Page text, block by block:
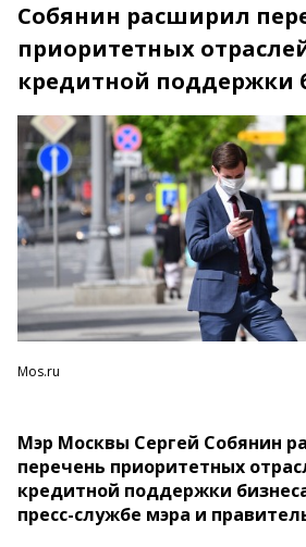
Собянин расширил
приоритетных
кредитной поддержки
Mos.ru
Мэр Москвы Сергей Собянин
перечень приоритетных
кредитной поддержки
пресс-службе мэра и